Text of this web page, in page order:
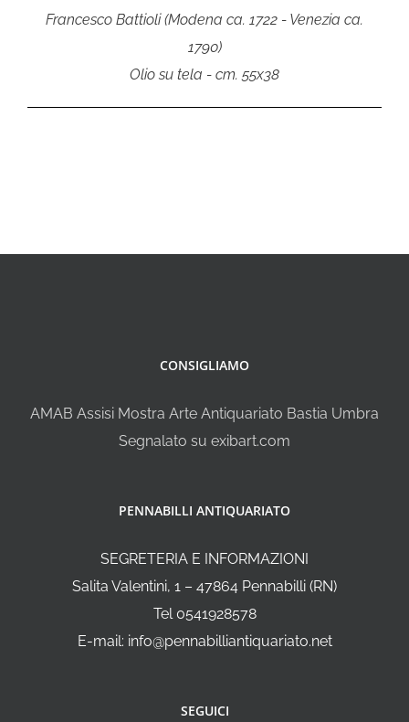
Francesco Battioli (Modena ca. 1722 - Venezia ca.
1790)
Olio su tela - cm. 55x38
CONSIGLIAMO
AMAB Assisi Mostra Arte Antiquariato Bastia Umbra
Segnalato su exibart.com
PENNABILLI ANTIQUARIATO
SEGRETERIA E INFORMAZIONI
Salita Valentini, 1 – 47864 Pennabilli (RN)
Tel 0541928578
E-mail: info@pennabilliantiquariato.net
SEGUICI